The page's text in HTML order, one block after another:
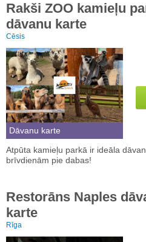
Rakši ZOO kamieļu
dāvanu karte
Cēsis
Dāvanu karte
Atpūta kamieļu parkā ir ideāla
brīvdienām pie dabas!
Restorāns Naples
karte
Rīga